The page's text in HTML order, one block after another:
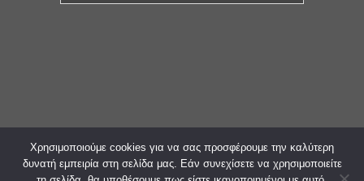
© 2023. All Rights Reserved. Web Design &
Χρησιμοποιούμε cookies για να σας προσφέρουμε την καλύτερη
δυνατή εμπειρία στη σελίδα μας. Εάν συνεχίσετε να χρησιμοποιείτε